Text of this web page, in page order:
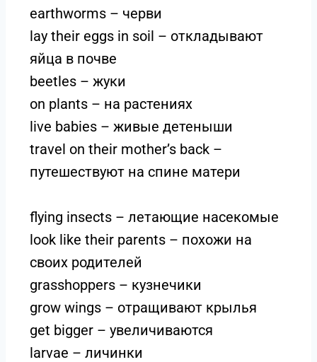
earthworms – черви
lay their eggs in soil – откладывают
яйца в почве
beetles – жуки
on plants – на растениях
live babies – живые детеныши
travel on their mother’s back –
путешествуют на спине матери
flying insects – летающие насекомые
look like their parents – похожи на
своих родителей
grasshoppers – кузнечики
grow wings – отращивают крылья
get bigger – увеличиваются
larvae – личинки